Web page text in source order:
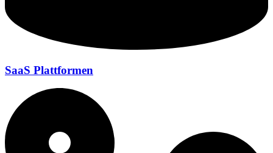
SaaS Plattformen